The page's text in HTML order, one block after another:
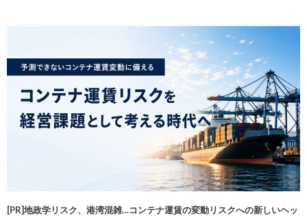
[PR]地政学リスク、港湾混雑…コンテナ運賃の変動リスクへの新しいヘッ